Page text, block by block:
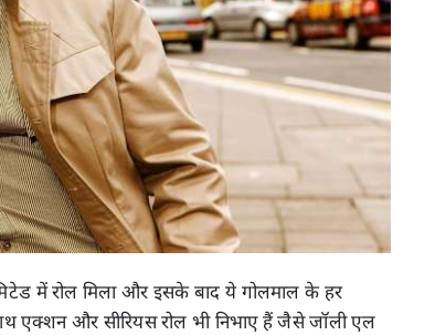
में रोल मिला और इसके बाद ये गोलमाल के हर
एक्शन और सीरियस रोल भी निभाए हैं जैसे जॉली एल